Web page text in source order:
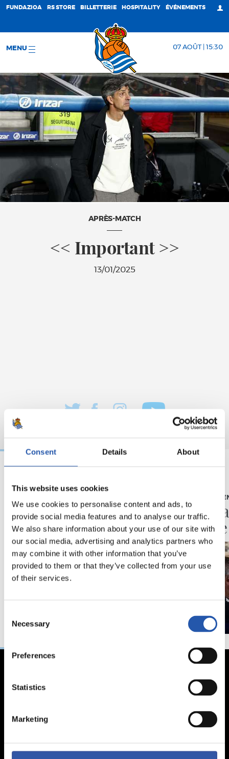
Consent Details About
This website uses cookies
We use cookies to personalise content and ads, to
provide social media features and to analyse our traffic.
We also share information about your use of our site with
our social media, advertising and analytics partners who
may combine it with other information that you’ve
provided to them or that they’ve collected from your use
of their services.
Selection
Necessary
Preferences
Statistics
Marketing
FUNDAZIOA RS STORE BILLETTERIE HOSPITALITY ÉVÉNEMENTS
MENU 07 AOÛT | 15:30
APRÈS-MATCH
<< Important >>
13/01/2025
24/07/2026
Une journée avec
Pellegrino Matarazzo
La
lancée